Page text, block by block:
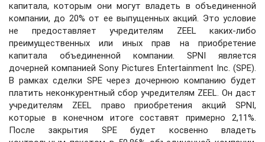
капитала, которым они могут владеть в объединенной
компании, до 20% от ее выпущенных акций. Это условие
не предоставляет учредителям ZEEL каких-либо
преимущественных или иных прав на приобретение
капитала объединенной компании. SPNI является
дочерней компанией Sony Pictures Entertainment Inc. (SPE).
В рамках сделки SPE через дочернюю компанию будет
платить неконкурентный сбор учредителям ZEEL. Он даст
учредителям ZEEL право приобретения акций SPNI,
которые в конечном итоге составят примерно 2,11%.
После закрытия SPE будет косвенно владеть